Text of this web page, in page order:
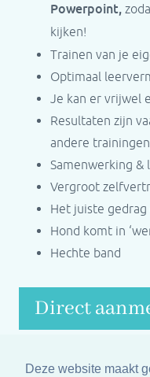
Deze website maakt
Powerpoint,
kijken!
Trainen van je
Optimaal
Je kan er vrijwel
Resultaten zijn
andere trainingen
Samenwerking &
Vergroot
Het juiste
Hond komt in
Hechte band
Direct